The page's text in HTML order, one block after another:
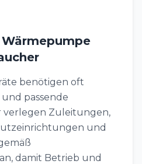
benötigen oft
passende
verlegen Zuleitungen,
und
damit Betrieb und